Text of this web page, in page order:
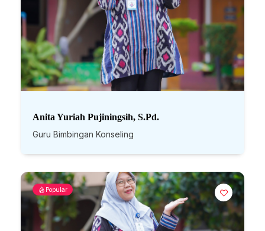
Anita Yuriah Pujiningsih, S.Pd.
Guru Bimbingan Konseling
Popular